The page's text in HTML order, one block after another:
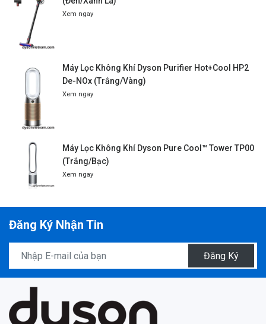
Xem ngay
Máy Lọc Không Khí Dyson Purifier Hot+Cool HP2
De-NOx (Trắng/Vàng)
Xem ngay
Máy Lọc Không Khí Dyson Pure Cool™ Tower TP00
(Trắng/Bạc)
Xem ngay
Đăng Ký Nhận Tin
Đăng Ký